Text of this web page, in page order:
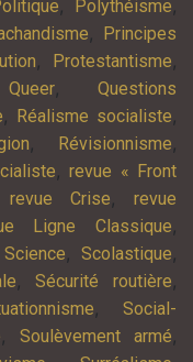
, Polythéisme,
,
Principes
, Protestantisme,
Queer,Questions
, Réalisme socialiste,
, Révisionnisme,
,revue « Front
revue Crise, revue
Ligne Classique,
Science, Scolastique,
,Sécurité routière,
,Social-
, Soulèvement armé,